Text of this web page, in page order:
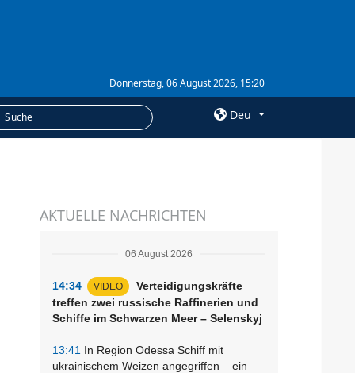
Donnerstag, 06 August 2026, 15:20
Deu
Abonnement
AKTUELLE NACHRICHTEN
06 August 2026
14:34 VIDEO
Verteidigungskräfte
treffen zwei russische Raffinerien und
Schiffe im Schwarzen Meer – Selenskyj
13:41 In Region Odessa Schiff mit
ukrainischem Weizen angegriffen – ein